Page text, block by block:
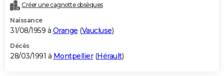
Créer une cagnotte obsèques
Naissance
31/08/1959 à Orange (Vaucluse)
Décès
28/03/1991 à Montpellier(Hérault)